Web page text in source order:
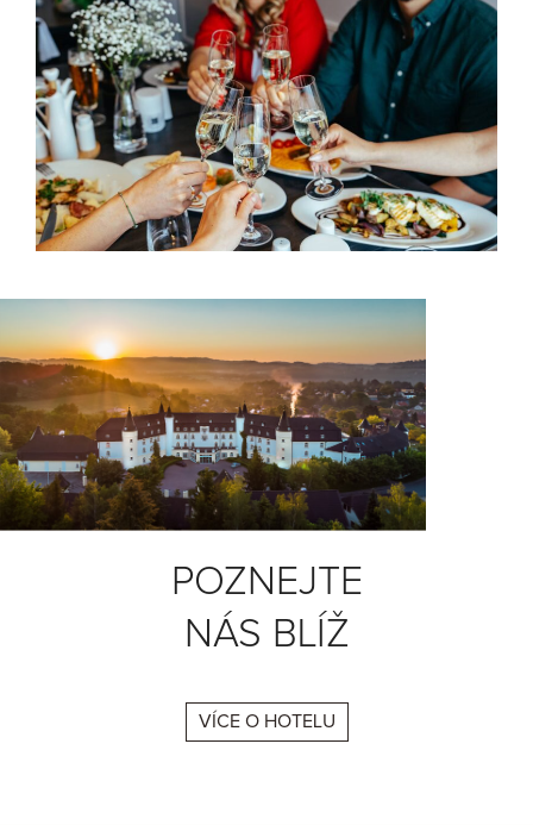
POZNEJTE
NÁS BLÍŽ
VÍCE O HOTELU